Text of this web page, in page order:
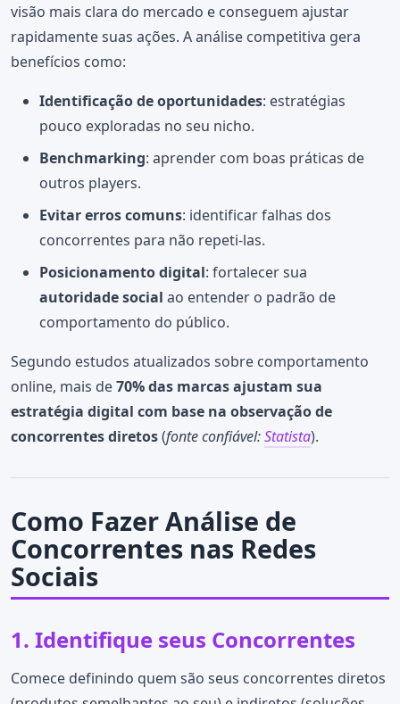
visão mais clara do mercado e conseguem ajustar
rapidamente suas ações. A análise competitiva gera
benefícios como:
Identificação de oportunidades: estratégias
pouco exploradas no seu nicho.
Benchmarking: aprender com boas práticas de
outros players.
Evitar erros comuns: identificar falhas dos
concorrentes para não repeti-las.
Posicionamento digital: fortalecer sua
autoridade social ao entender o padrão de
comportamento do público.
Segundo estudos atualizados sobre comportamento
online, mais de70% das marcas ajustam sua
estratégia digital com base na observação de
concorrentes diretos(fonte confiável:Statista).
Como Fazer Análise de
Concorrentes nas Redes
Sociais
1. Identifique seus Concorrentes
Comece definindo quem são seus concorrentes diretos